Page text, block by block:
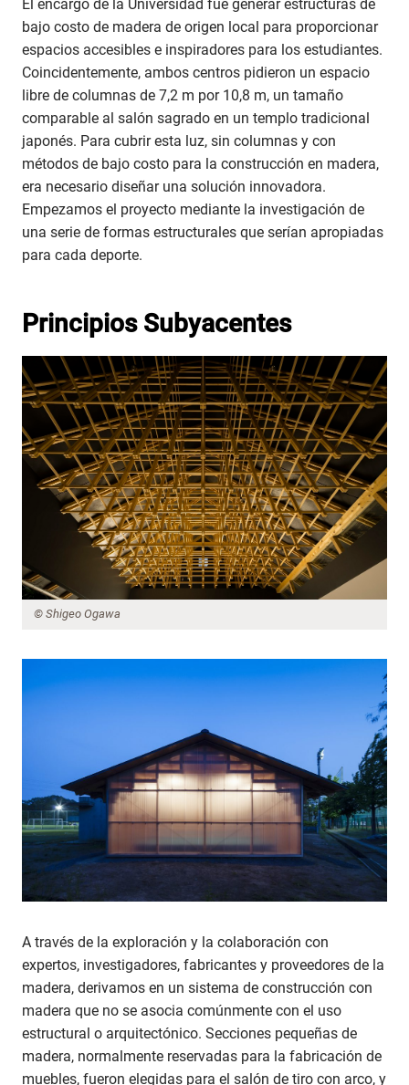
El encargo de la Universidad fue generar estructuras de
bajo costo de madera de origen local para proporcionar
espacios accesibles e inspiradores para los estudiantes.
Coincidentemente, ambos centros pidieron un espacio
libre de columnas de 7,2 m por 10,8 m, un tamaño
comparable al salón sagrado en un templo tradicional
japonés. Para cubrir esta luz, sin columnas y con
métodos de bajo costo para la construcción en madera,
era necesario diseñar una solución innovadora.
Empezamos el proyecto mediante la investigación de
una serie de formas estructurales que serían apropiadas
para cada deporte.
Principios Subyacentes
© Shigeo Ogawa
A través de la exploración y la colaboración con
expertos, investigadores, fabricantes y proveedores de la
madera, derivamos en un sistema de construcción con
madera que no se asocia comúnmente con el uso
estructural o arquitectónico. Secciones pequeñas de
madera, normalmente reservadas para la fabricación de
muebles, fueron elegidas para el salón de tiro con arco, y